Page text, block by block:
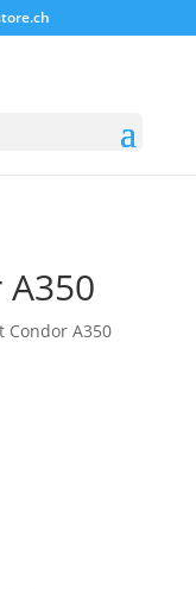
Condor A350